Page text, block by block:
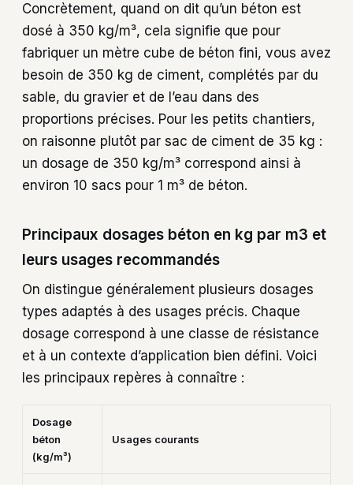
Concrètement, quand on dit qu’un béton est
dosé à 350 kg/m³, cela signifie que pour
fabriquer un mètre cube de béton fini, vous avez
besoin de 350 kg de ciment, complétés par du
sable, du gravier et de l’eau dans des
proportions précises. Pour les petits chantiers,
on raisonne plutôt par sac de ciment de 35 kg :
un dosage de 350 kg/m³ correspond ainsi à
environ 10 sacs pour 1 m³ de béton.
Principaux dosages béton en kg par m3 et
leurs usages recommandés
On distingue généralement plusieurs dosages
types adaptés à des usages précis. Chaque
dosage correspond à une classe de résistance
et à un contexte d’application bien défini. Voici
les principaux repères à connaître :
Dosage
béton
(kg/m³)
Usages courants